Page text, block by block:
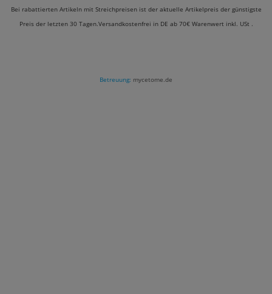
Bei rabattierten Artikeln mit Streichpreisen ist der aktuelle Artikelpreis der günstigste
Preis der letzten 30 Tagen.Versandkostenfrei in DE ab 70€ Warenwert inkl. USt .
Betreuung: mycetome.de